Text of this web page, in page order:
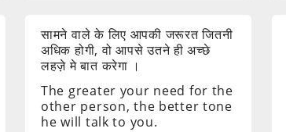
सामने वाले के लिए आपकी जरूरत जितनी
अधिक होगी, वो आपसे उतने ही अच्छे
लहज़े मे बात करेगा ।
The greater your need for the
other person, the better tone
he will talk to you.